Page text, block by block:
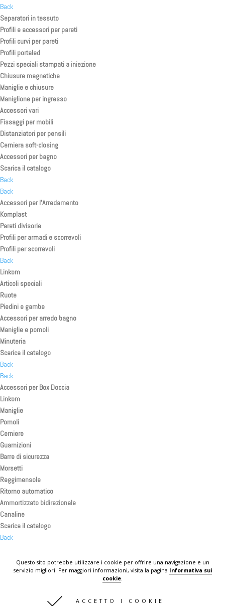
Questo sito potrebbe utilizzare i cookie per offrire una navigazione e un
servizio migliori. Per maggiori informazioni, visita la pagina Informativa sui
cookie.
ACCETTO I COOKIE
Back
Separatori in tessuto
Profili e accessori per pareti
Profili curvi per pareti
Profili portaled
Pezzi speciali stampati a iniezione
Chiusure magnetiche
Maniglie e chiusure
Maniglione per ingresso
Accessori vari
Fissaggi per mobili
Distanziatori per pensili
Cerniera soft-closing
Accessori per bagno
Scarica il catalogo
Back
Back
Accessori per l’Arredamento
Komplast
Pareti divisorie
Profili per armadi e scorrevoli
Profili per scorrevoli
Back
Linkom
Articoli speciali
Ruote
Piedini e gambe
Accessori per arredo bagno
Maniglie e pomoli
Minuteria
Scarica il catalogo
Back
Back
Accessori per Box Doccia
Linkom
Maniglie
Pomoli
Cerniere
Guarnizioni
Barre di sicurezza
Morsetti
Reggimensole
Ritorno automatico
Ammortizzato bidirezionale
Canaline
Scarica il catalogo
Back
KOMPLAST IN THE WORLD